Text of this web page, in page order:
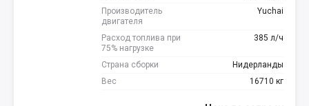
Производитель
двигателя
Yuchai
Расход топлива при
75% нагрузке
385 л/ч
Страна сборки
Нидерланды
Вес
16710 кг